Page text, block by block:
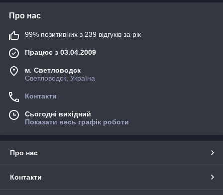
Про нас
99% позитивних з 239 відгуків за рік
Працює з 03.04.2009
м. Светловодск
Светловодск, Україна
Контакти
Сьогодні вихідний
Показати весь графік роботи
Про нас
Контакти